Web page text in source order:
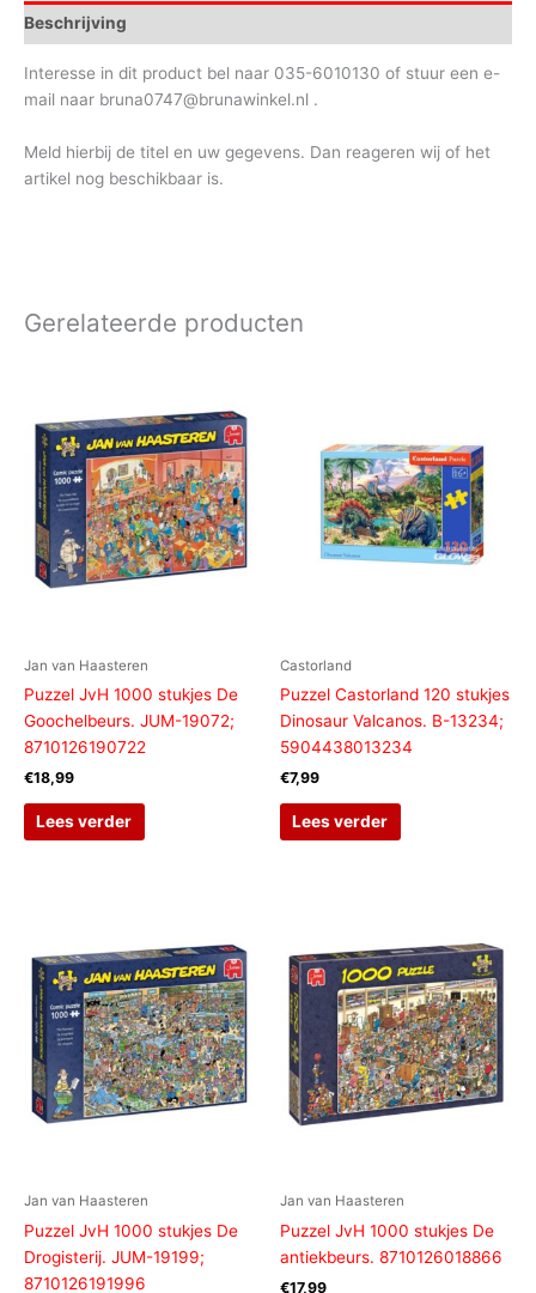
Beschrijving
Interesse in dit product bel naar 035-6010130 of stuur een e-
mail naar bruna0747@brunawinkel.nl .
Meld hierbij de titel en uw gegevens. Dan reageren wij of het
artikel nog beschikbaar is.
Gerelateerde producten
Jan van Haasteren
Puzzel JvH 1000 stukjes De
Goochelbeurs. JUM-19072;
8710126190722
€18,99
Lees verder
Castorland
Puzzel Castorland 120 stukjes
Dinosaur Valcanos. B-13234;
5904438013234
€7,99
Lees verder
Jan van Haasteren
Puzzel JvH 1000 stukjes De
Drogisterij. JUM-19199;
8710126191996
Jan van Haasteren
Puzzel JvH 1000 stukjes De
antiekbeurs. 8710126018866
€17,99